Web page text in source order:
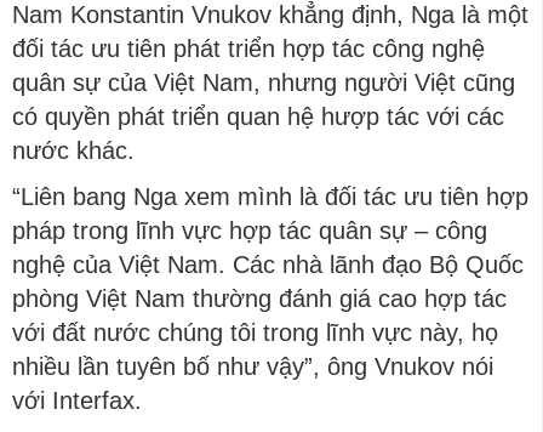
Nam Konstantin Vnukov khẳng định, Nga là một
đối tác ưu tiên phát triển hợp tác công nghệ
quân sự của Việt Nam, nhưng người Việt cũng
có quyền phát triển quan hệ hượp tác với các
nước khác.
“Liên bang Nga xem mình là đối tác ưu tiên hợp
pháp trong lĩnh vực hợp tác quân sự – công
nghệ của Việt Nam. Các nhà lãnh đạo Bộ Quốc
phòng Việt Nam thường đánh giá cao hợp tác
với đất nước chúng tôi trong lĩnh vực này, họ
nhiều lần tuyên bố như vậy”, ông Vnukov nói
với Interfax.